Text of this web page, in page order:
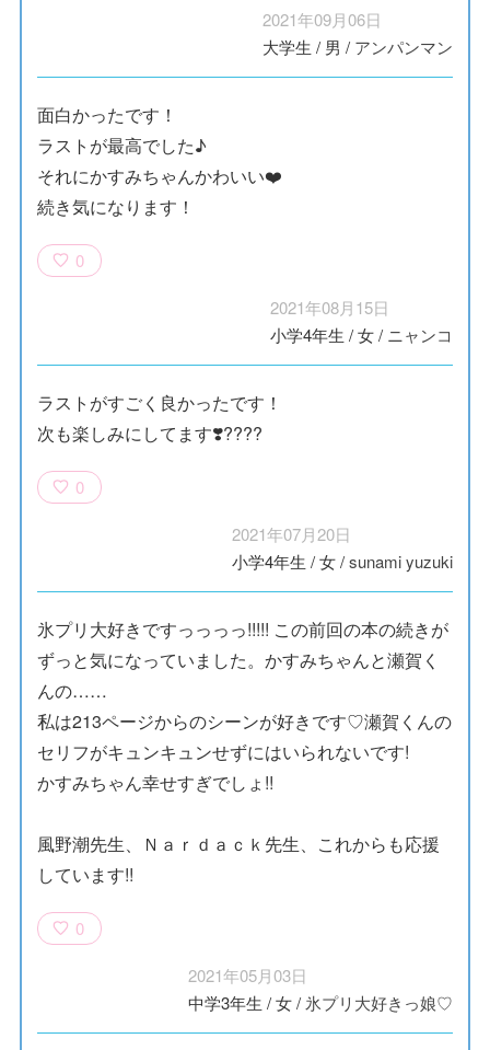
2021年09月06日
大学生 / 男 / アンパンマン
面白かったです！
ラストが最高でした♪
それにかすみちゃんかわいい❤️
続き気になります！
0
2021年08月15日
小学4年生 /女/ ニャンコ
ラストがすごく良かったです！
次も楽しみにしてます❣️????
0
2021年07月20日
小学4年生 /女/sunami yuzuki
氷プリ大好きですっっっっ!!!!! この前回の本の続きが
ずっと気になっていました。かすみちゃんと瀬賀く
んの……
私は213ページからのシーンが好きです♡瀬賀くんの
セリフがキュンキュンせずにはいられないです!
かすみちゃん幸せすぎでしょ!!
風野潮先生、Ｎａｒｄａｃｋ先生、これからも応援
しています!!
0
2021年05月03日
中学3年生 /女/ 氷プリ大好きっ娘♡